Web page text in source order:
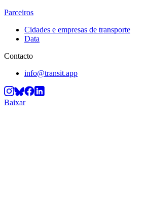
Parceiros
Cidades e empresas de transporte
Data
Contacto
info@transit.app
Baixar